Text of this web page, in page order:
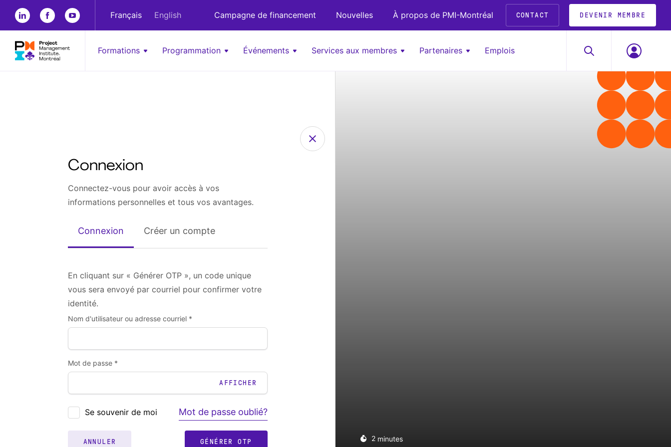
Français English Campagne de financement Nouvelles À propos de PMI-Montréal CONTACT DEVENIR MEMBRE
Formations Programmation Événements Services aux membres Partenaires Emplois
Connexion
Connectez-vous pour avoir accès à vos
informations personnelles et tous vos avantages.
Connexion Créer un compte
En cliquant sur « Générer OTP », un code unique
vous sera envoyé par courriel pour confirmer votre
identité.
Nom d'utilisateur ou adresse courriel *
Mot de passe *
AFFICHER
Se souvenir de moi Mot de passe oublié?
ANNULER GÉNÉRER OTP 2 minutes